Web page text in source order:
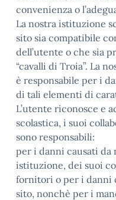
convenienza o
La nostra istituzione
sito sia compatibile
dell’utente o che sia
“cavalli di Troia”. La
è responsabile per i
di tali elementi di
L’utente riconosce e
scolastica, i suoi
sono responsabili:
per i danni causati da
istituzione, dei suoi
fornitori o per i danni
sito, nonchè per i